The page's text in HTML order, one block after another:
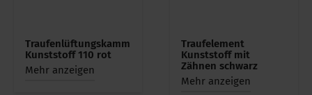
Traufenlüftungskamm
Kunststoff 110 rot
Mehr anzeigen
Traufelement
Kunststoff mit
Zähnen schwarz
Mehr anzeigen